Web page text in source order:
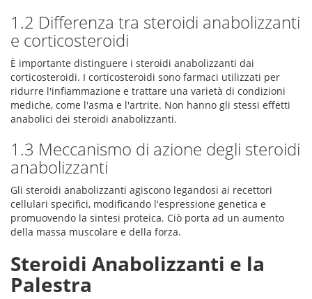
1.2 Differenza tra steroidi anabolizzanti
e corticosteroidi
È importante distinguere i steroidi anabolizzanti dai
corticosteroidi. I corticosteroidi sono farmaci utilizzati per
ridurre l'infiammazione e trattare una varietà di condizioni
mediche, come l'asma e l'artrite. Non hanno gli stessi effetti
anabolici dei steroidi anabolizzanti.
1.3 Meccanismo di azione degli steroidi
anabolizzanti
Gli steroidi anabolizzanti agiscono legandosi ai recettori
cellulari specifici, modificando l'espressione genetica e
promuovendo la sintesi proteica. Ciò porta ad un aumento
della massa muscolare e della forza.
Steroidi Anabolizzanti e la
Palestra